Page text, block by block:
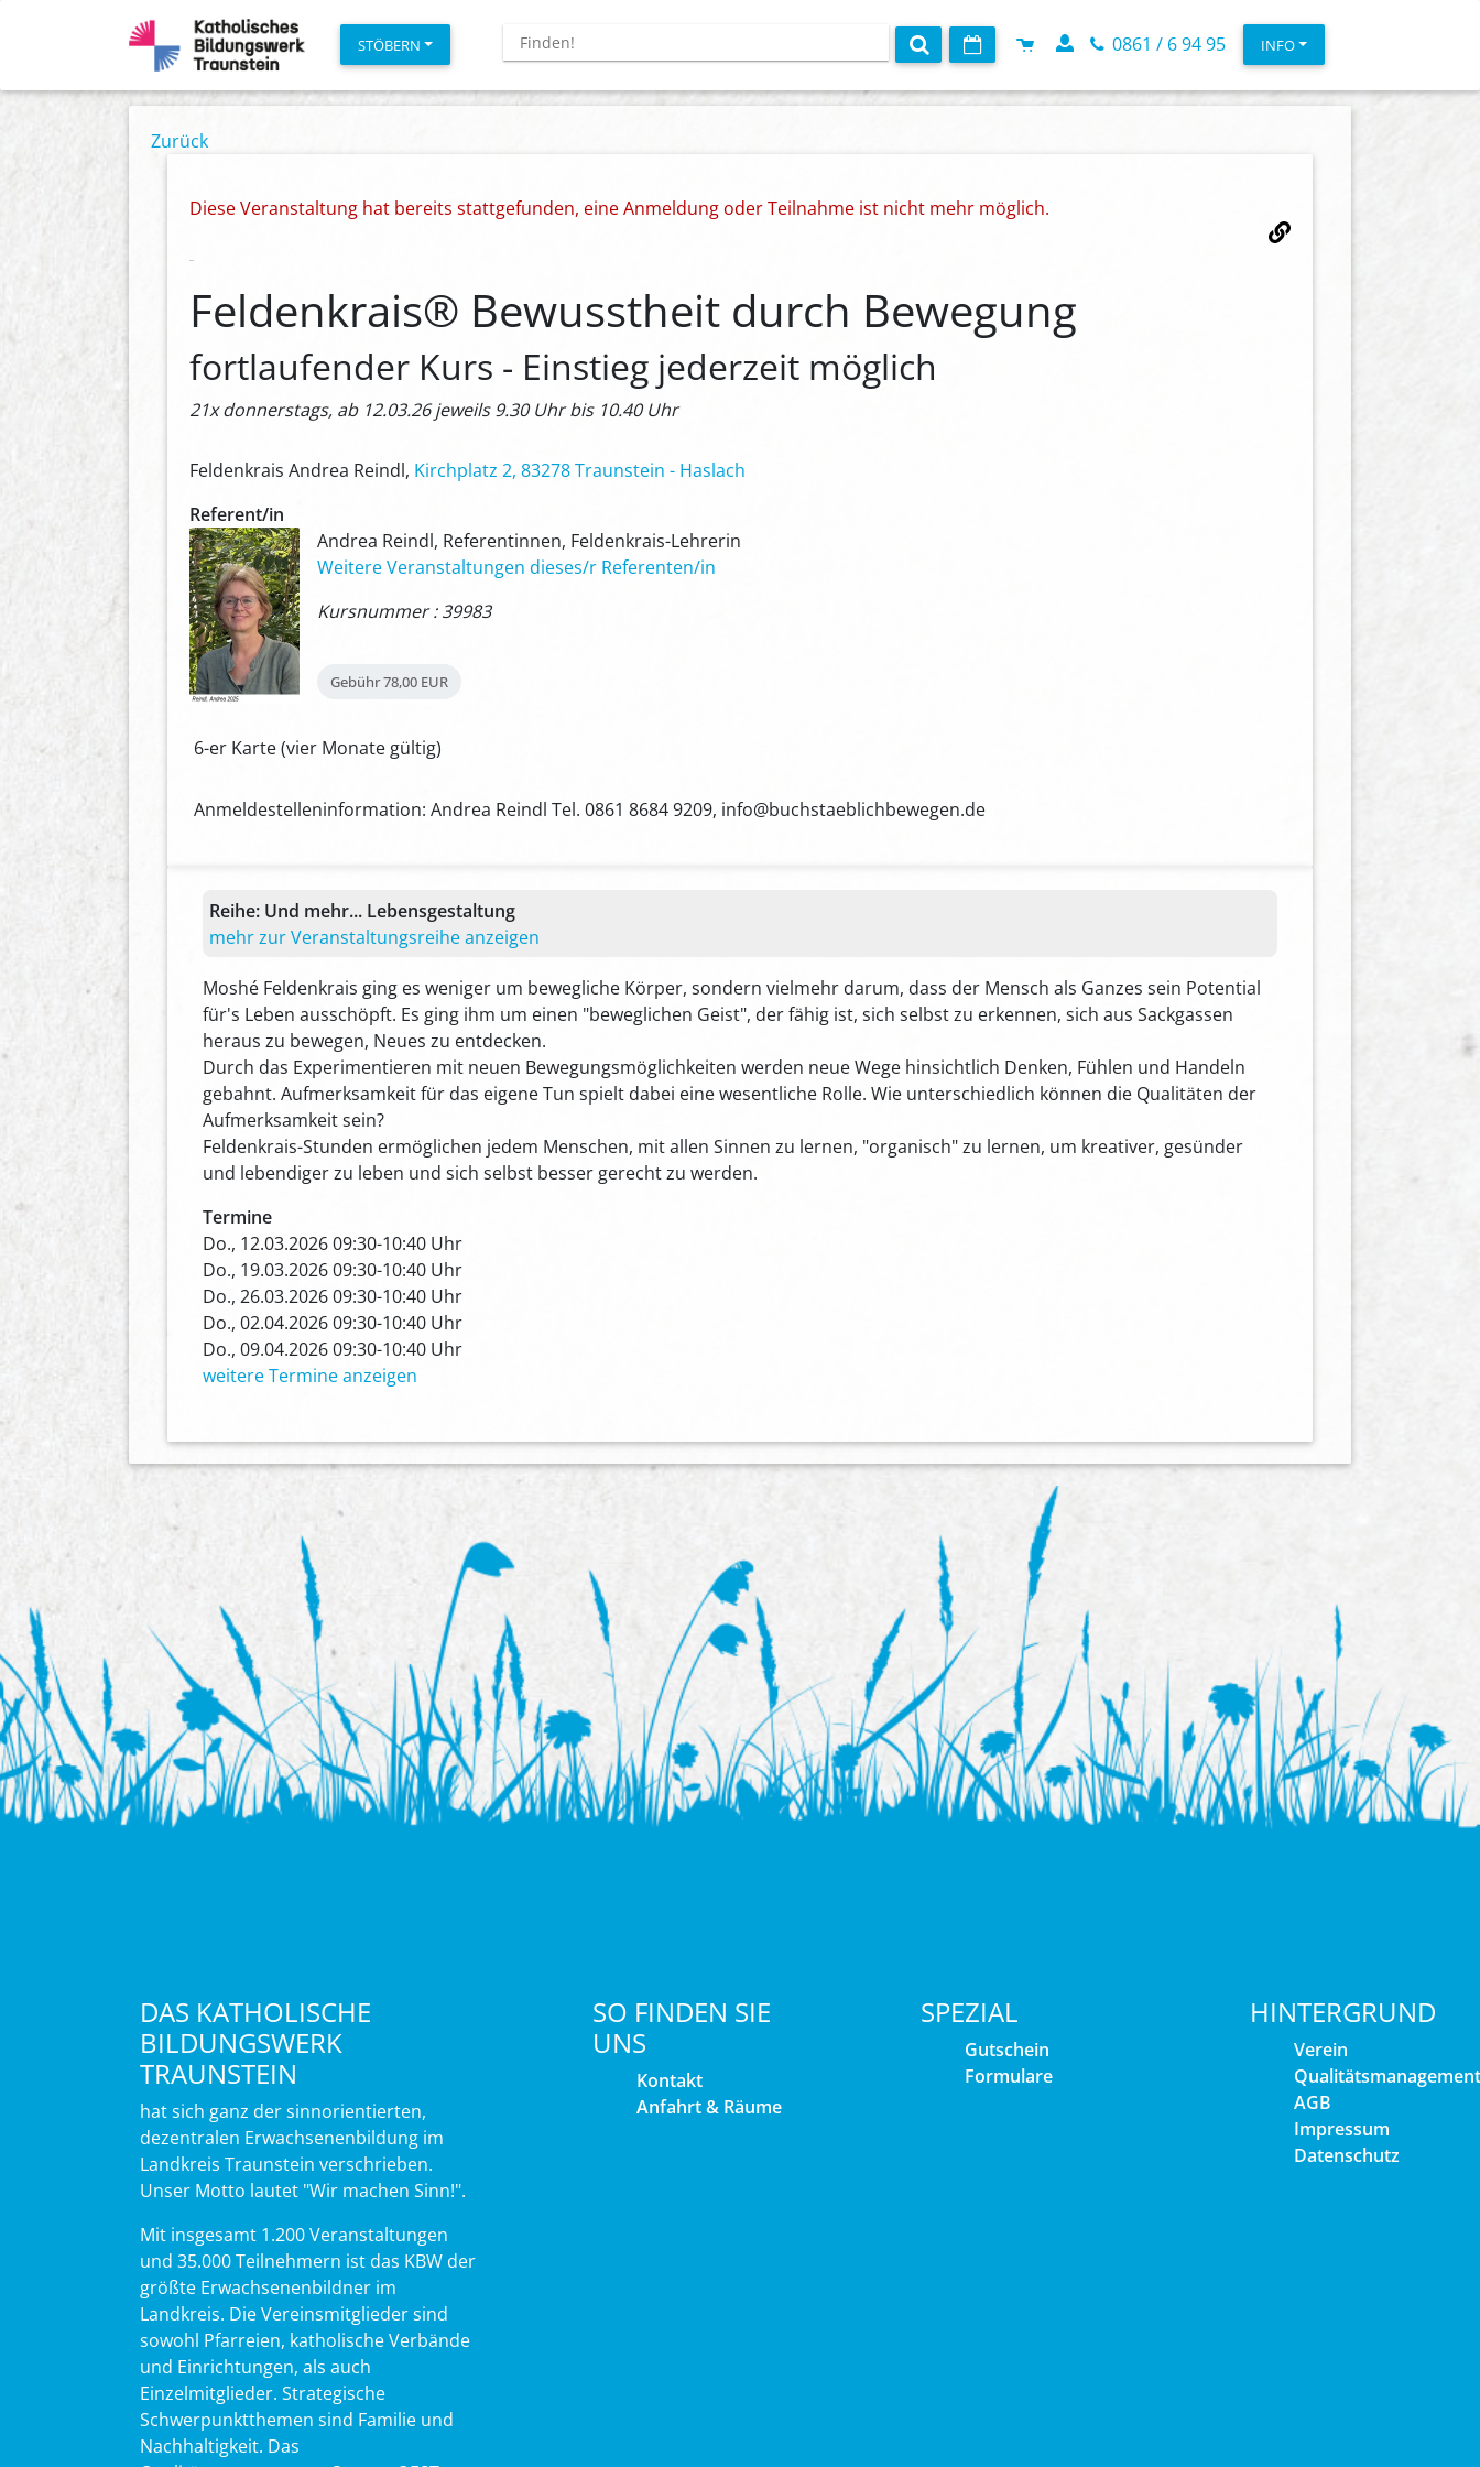
STÖBERN 0861 / 6 94 95 INFO
Zurück
Diese Veranstaltung hat bereits stattgefunden, eine Anmeldung oder Teilnahme ist nicht mehr möglich.
Feldenkrais® Bewusstheit durch Bewegung
fortlaufender Kurs - Einstieg jederzeit möglich
21x donnerstags, ab 12.03.26 jeweils 9.30 Uhr bis 10.40 Uhr
Feldenkrais Andrea Reindl, Kirchplatz 2, 83278 Traunstein - Haslach
Referent/in
Andrea Reindl, Referentinnen, Feldenkrais-Lehrerin
Weitere Veranstaltungen dieses/r Referenten/in
Kursnummer : 39983
Gebühr78,00 EUR
6-er Karte (vier Monate gültig)
Anmeldestelleninformation: Andrea Reindl Tel. 0861 8684 9209, info@buchstaeblichbewegen.de
Reihe: Und mehr... Lebensgestaltung
mehr zur Veranstaltungsreihe anzeigen
Moshé Feldenkrais ging es weniger um bewegliche Körper, sondern vielmehr darum, dass der Mensch als Ganzes sein Potential
für's Leben ausschöpft. Es ging ihm um einen "beweglichen Geist", der fähig ist, sich selbst zu erkennen, sich aus Sackgassen
heraus zu bewegen, Neues zu entdecken.
Durch das Experimentieren mit neuen Bewegungsmöglichkeiten werden neue Wege hinsichtlich Denken, Fühlen und Handeln
gebahnt. Aufmerksamkeit für das eigene Tun spielt dabei eine wesentliche Rolle. Wie unterschiedlich können die Qualitäten der
Aufmerksamkeit sein?
Feldenkrais-Stunden ermöglichen jedem Menschen, mit allen Sinnen zu lernen, "organisch" zu lernen, um kreativer, gesünder
und lebendiger zu leben und sich selbst besser gerecht zu werden.
Termine
Do., 12.03.2026 09:30-10:40 Uhr
Do., 19.03.2026 09:30-10:40 Uhr
Do., 26.03.2026 09:30-10:40 Uhr
Do., 02.04.2026 09:30-10:40 Uhr
Do., 09.04.2026 09:30-10:40 Uhr
weitere Termine anzeigen
DAS KATHOLISCHE
BILDUNGSWERK
TRAUNSTEIN
hat sich ganz der sinnorientierten,
dezentralen Erwachsenenbildung im
Landkreis Traunstein verschrieben.
Unser Motto lautet "Wir machen Sinn!".
Mit insgesamt 1.200 Veranstaltungen
und 35.000 Teilnehmern ist das KBW der
größte Erwachsenenbildner im
Landkreis. Die Vereinsmitglieder sind
sowohl Pfarreien, katholische Verbände
und Einrichtungen, als auch
Einzelmitglieder. Strategische
Schwerpunktthemen sind Familie und
Nachhaltigkeit. Das
SO FINDEN SIE
UNS
Kontakt
Anfahrt & Räume
SPEZIAL
Gutschein
Formulare
HINTERGRUND
Verein
Qualitätsmanagement
AGB
Impressum
Datenschutz